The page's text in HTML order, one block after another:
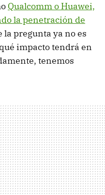
Qualcomm o Huawei,
la penetración de
la pregunta ya no es
impacto tendrá en
tenemos